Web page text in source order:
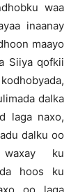
waa
inaanay
maayo
Siiya qofkii
dalka
laga naxo,
dalku oo
ku
hoos ku